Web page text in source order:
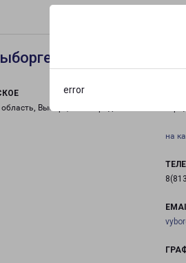
error
Выборг, Ленинградское
на